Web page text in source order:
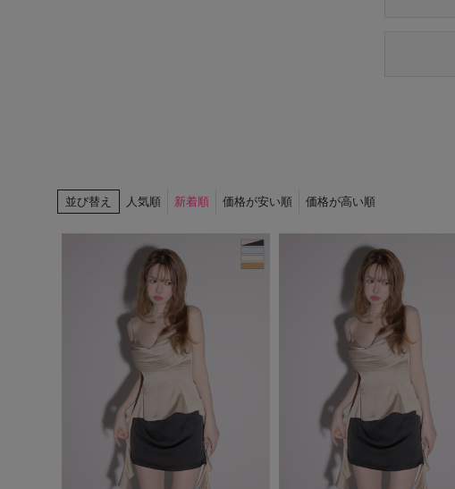
並び替え 人気順 新着順 価格が安い順 価格が高い順